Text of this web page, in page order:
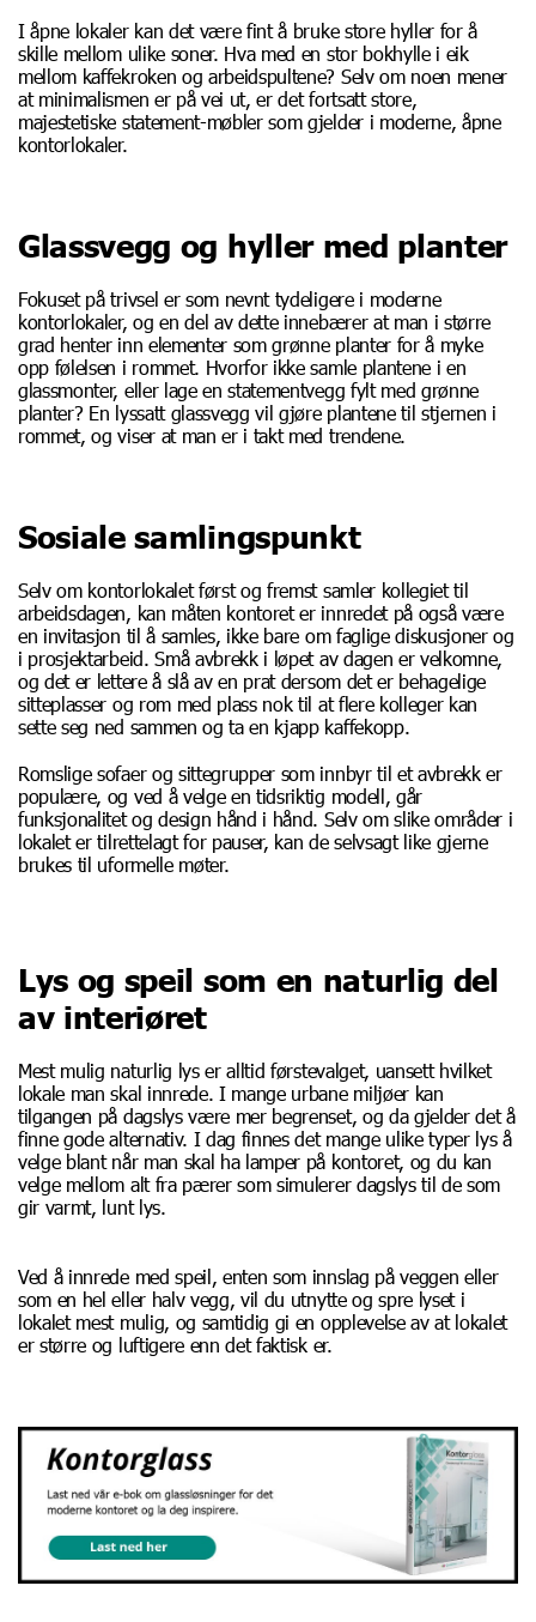
I åpne lokaler kan det være fint å bruke store hyller for å
skille mellom ulike soner. Hva med en stor bokhylle i eik
mellom kaffekroken og arbeidspultene? Selv om noen mener
at minimalismen er på vei ut, er det fortsatt store,
majestetiske statement-møbler som gjelder i moderne, åpne
kontorlokaler.
Glassvegg og hyller med planter
Fokuset på trivsel er som nevnt tydeligere i moderne
kontorlokaler, og en del av dette innebærer at man i større
grad henter inn elementer som grønne planter for å myke
opp følelsen i rommet. Hvorfor ikke samle plantene i en
glassmonter, eller lage en statementvegg fylt med grønne
planter? En lyssatt glassvegg vil gjøre plantene til stjernen i
rommet, og viser at man er i takt med trendene.
Sosiale samlingspunkt
Selv om kontorlokalet først og fremst samler kollegiet til
arbeidsdagen, kan måten kontoret er innredet på også være
en invitasjon til å samles, ikke bare om faglige diskusjoner og
i prosjektarbeid. Små avbrekk i løpet av dagen er velkomne,
og det er lettere å slå av en prat dersom det er behagelige
sitteplasser og rom med plass nok til at flere kolleger kan
sette seg ned sammen og ta en kjapp kaffekopp.
Romslige sofaer og sittegrupper som innbyr til et avbrekk er
populære, og ved å velge en tidsriktig modell, går
funksjonalitet og design hånd i hånd. Selv om slike områder i
lokalet er tilrettelagt for pauser, kan de selvsagt like gjerne
brukes til uformelle møter.
Lys og speil som en naturlig del
av interiøret
Mest mulig naturlig lys er alltid førstevalget, uansett hvilket
lokale man skal innrede. I mange urbane miljøer kan
tilgangen på dagslys være mer begrenset, og da gjelder det å
finne gode alternativ. I dag finnes det mange ulike typer lys å
velge blant når man skal ha lamper på kontoret, og du kan
velge mellom alt fra pærer som simulerer dagslys til de som
gir varmt, lunt lys.
Ved å innrede med speil, enten som innslag på veggen eller
som en hel eller halv vegg, vil du utnytte og spre lyset i
lokalet mest mulig, og samtidig gi en opplevelse av at lokalet
er større og luftigere enn det faktisk er.